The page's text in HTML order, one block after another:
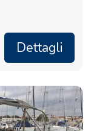
Dettagli